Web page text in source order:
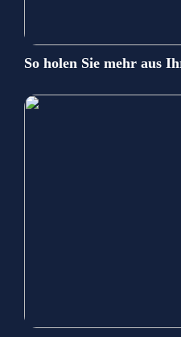
So holen Sie mehr aus